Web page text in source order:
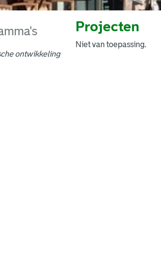
ontwikkeling
Projecten
Niet van toepassing.